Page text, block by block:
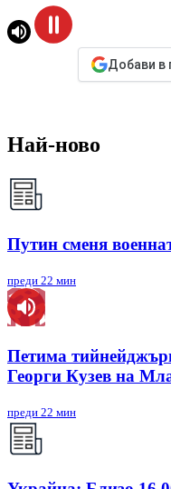
Добави в
Най-ново
Путин сменя
преди 22 мин
Петима
Георги Кузев на
преди 22 мин